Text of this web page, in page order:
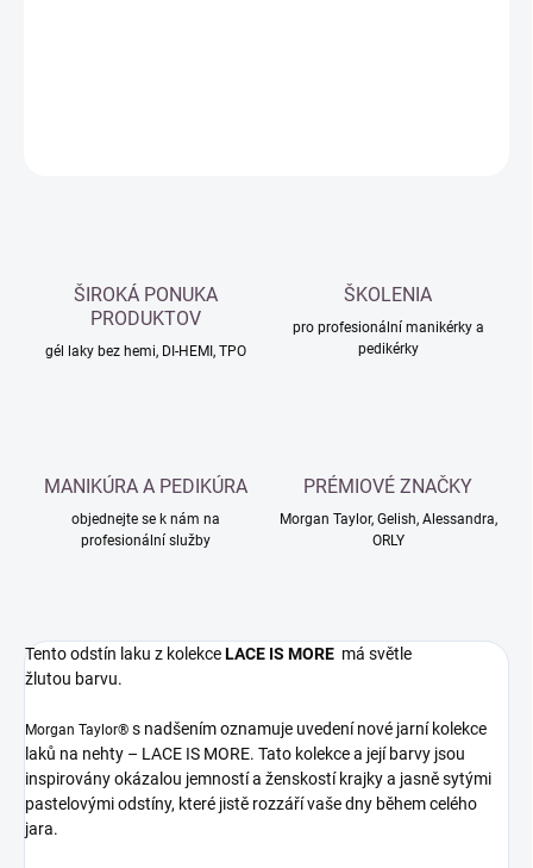
ŠIROKÁ PONUKA
PRODUKTOV
gél laky bez hemi, DI-HEMI, TPO
ŠKOLENIA
pro profesionální manikérky a
pedikérky
MANIKÚRA A PEDIKÚRA
objednejte se k nám na
profesionální služby
PRÉMIOVÉ ZNAČKY
Morgan Taylor, Gelish, Alessandra,
ORLY
Tento odstín laku z kolekceLACE IS MORE má světle
žlutou barvu.
Morgan Taylor® s nadšením oznamuje uvedení nové jarní kolekce
laků na nehty – LACE IS MORE. Tato kolekce a její barvy jsou
inspirovány okázalou jemností a ženskostí krajky a jasně sytými
pastelovými odstíny, které jistě rozzáří vaše dny během celého
jara.